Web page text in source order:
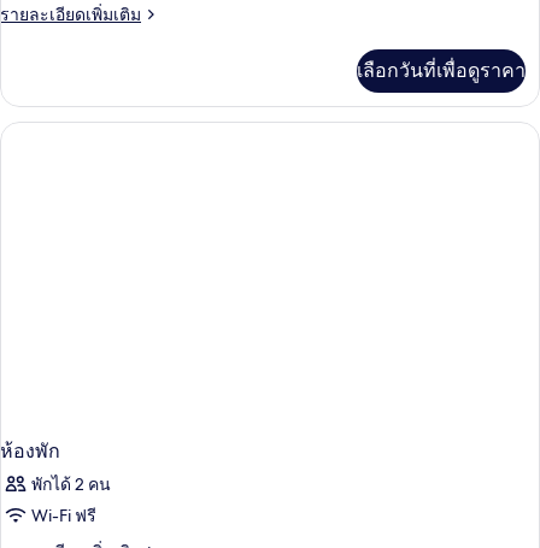
รายละเอียดเพิ่มเติม
ราย
เกี่ยว
กับ
ห้อง
เลือกวันที่เพื่อดูราคา
ห้องพัก
พักได้ 2 คน
Wi-Fi ฟรี